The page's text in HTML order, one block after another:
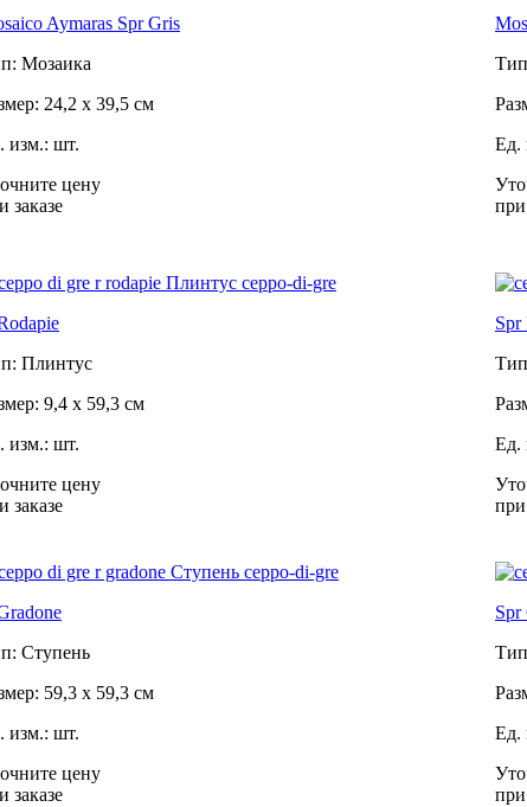
Aymaras Spr Gris
Мозаика
24,2 x 39,5 см
изм.: шт.
цену
заказе
Ед.
при
Плинтус
9,4 x 59,3 см
изм.: шт.
цену
заказе
Spr
Ед.
при
Ступень
59,3 x 59,3 см
изм.: шт.
цену
заказе
Spr
Ед.
при